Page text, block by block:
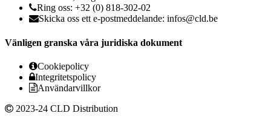
Ring oss: +32 (0) 818-302-02
Skicka oss ett e-postmeddelande: infos@cld.be
Vänligen granska våra juridiska dokument
Cookiepolicy
Integritetspolicy
Användarvillkor
2023-24 CLD Distribution